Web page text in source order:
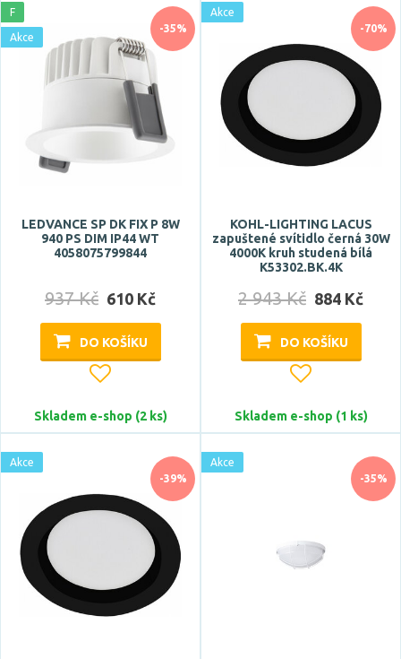
-35%
F
Akce
LEDVANCE SP DK FIX P 8W
940 PS DIM IP44 WT
4058075799844
937 Kč 610 Kč
DO KOŠÍKU
Skladem e-shop (2 ks)
-70%
Akce
KOHL-LIGHTING LACUS
zapuštené svítidlo černá 30W
4000K kruh studená bílá
K53302.BK.4K
2 943 Kč 884 Kč
DO KOŠÍKU
Skladem e-shop (1 ks)
-39%
Akce
-35%
Akce